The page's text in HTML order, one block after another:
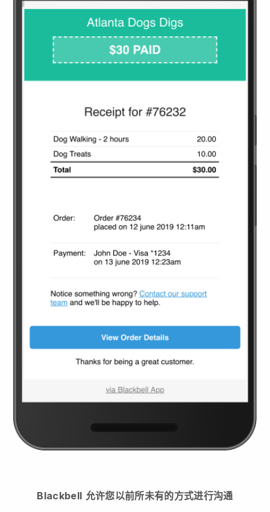
Blackbell 允许您以前所未有的方式进行沟通